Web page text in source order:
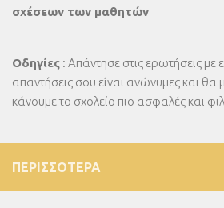
σχέσεων των μαθητών
Οδηγίες : Απάντησε στις ερωτήσεις με
απαντήσεις σου είναι ανώνυμες και
κάνουμε το σχολείο πιο ασφαλές και
ΠΕΡΙΣΣΌΤΕΡΑ